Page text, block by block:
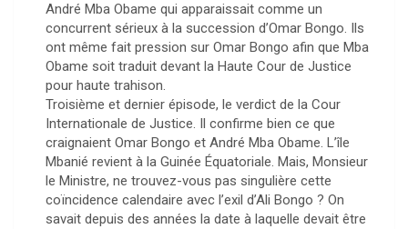
André Mba Obame qui apparaissait comme un
concurrent sérieux à la succession d’Omar Bongo. Ils
ont même fait pression sur Omar Bongo afin que Mba
Obame soit traduit devant la Haute Cour de Justice
pour haute trahison.
Troisième et dernier épisode, le verdict de la Cour
Internationale de Justice. Il confirme bien ce que
craignaient Omar Bongo et André Mba Obame. L’île
Mbanié revient à la Guinée Équatoriale. Mais, Monsieur
le Ministre, ne trouvez-vous pas singulière cette
coïncidence calendaire avec l’exil d’Ali Bongo ? On
savait depuis des années la date à laquelle devait être